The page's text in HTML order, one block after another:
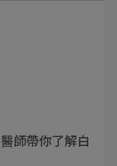
師帶你了解白